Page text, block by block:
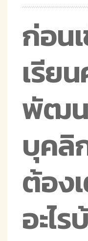
ก่อนเ
เรีย
พัฒ
บุคลิ
ต้อง
อะไร